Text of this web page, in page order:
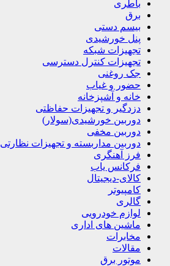
باطری
برق
بیسم دستی
پنل خورشیدی
تجهیزات شبکه
تجهیزات کنترل دسترسی
جک روغنی
حضور و غیاب
خانه و آشپزخانه
دزدگیر و تجهیزات حفاظتی
دوربین خورشیدی(سولار)
دوربین مخفی
دوربین مداربسته و تجهیزات نظارتی
فرز آهنگری
فرکانس یاب
کالای-دیجیتال
کامپیوتر
گالری
لوازم خودرویی
ماشین های اداری
مخابرات
مقالات
موتور برق